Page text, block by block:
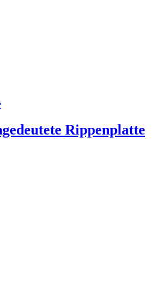
Rippenplatte